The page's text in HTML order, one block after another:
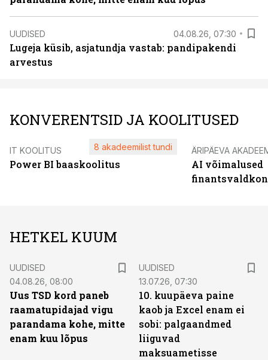
UUDISED 04.08.26, 07:30
Lugeja küsib, asjatundja vastab: pandipakendi
arvestus
KONVERENTSID JA KOOLITUSED
IT KOOLITUS
Power BI baaskoolitus
8 akadeemilist tundi ÄRIPÄEVA
AI võimalused
HETKEL KUUM
UUDISED
04.08.26, 08:00
Uus TSD kord paneb
raamatupidajad vigu
parandama kohe, mitte
enam kuu lõpus
UUDISED
13.07.26, 07:30
10. kuupäeva paine
kaob ja Excel enam ei
sobi: palgaandmed
liiguvad
maksuametisse